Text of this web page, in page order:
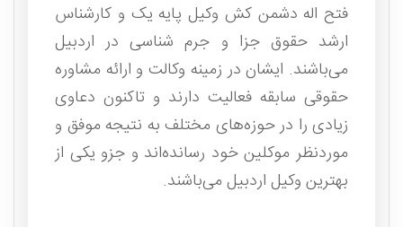
فتح اله دشمن کش وکیل پایه یک و کارشناس
ارشد حقوق جزا و جرم شناسی در اردبیل
می‌باشند. ایشان در زمینه وکالت و ارائه مشاوره
حقوقی سابقه فعالیت دارند و تاکنون دعاوی
زیادی را در حوزه‌های مختلف به نتیجه موفق و
موردنظر موکلین خود رسانده‌اند و جزو یکی از
بهترین وکیل اردبیل می‌باشند.